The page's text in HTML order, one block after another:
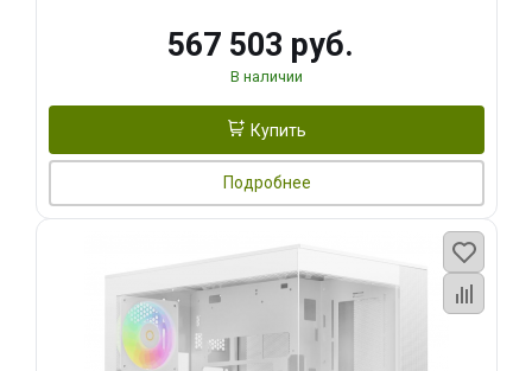
567 503 руб.
В наличии
Купить
Подробнее